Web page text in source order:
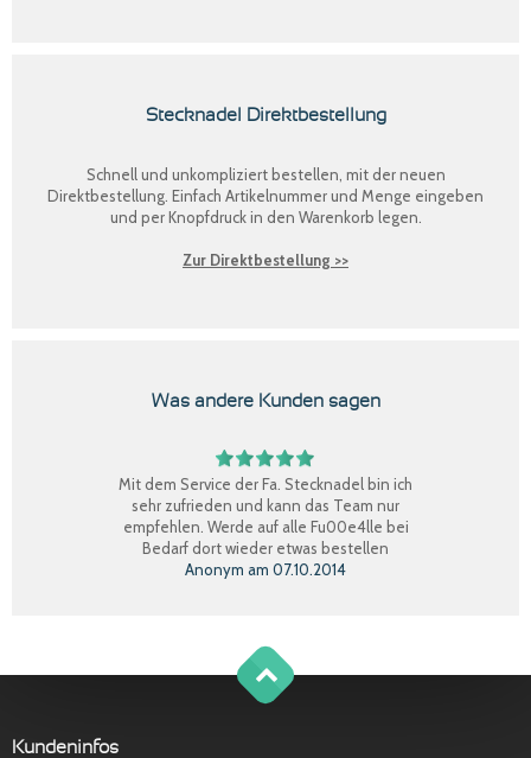
Stecknadel Direktbestellung
Schnell und unkompliziert bestellen, mit der neuen
Direktbestellung . Einfach Artikelnummer und Menge eingeben
und per Knopfdruck in den Warenkorb legen.
Zur Direktbestellung >>
Was andere Kunden sagen
Mit dem Service der Fa. Stecknadel bin ich
sehr zufrieden und kann das Team nur
empfehlen. Werde auf alle Fu00e4lle bei
Bedarf dort wieder etwas bestellen
Anonym am 07.10.2014
Claudia W.am08.09.2014
g
o
t
o
o
Kundeninfos